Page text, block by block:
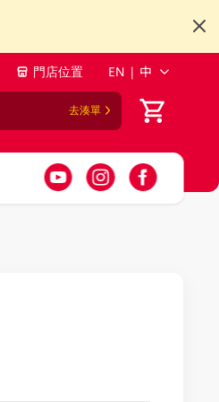
門店位置 EN | 中
去湊單